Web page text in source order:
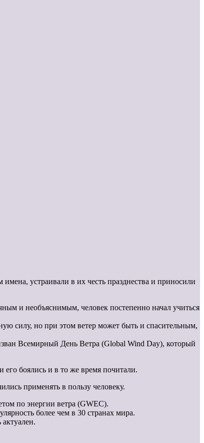
устраивали в их честь празднества и приносили
и необъяснимым, человек постепенно начал учиться
силу, но при этом ветер может быть и спасительным,
Всемирный День Ветра (Global Wind Day), который
боялись и в то же время почитали.
применять в пользу человеку.
по энергии ветра (GWEC).
более чем в 30 странах мира.